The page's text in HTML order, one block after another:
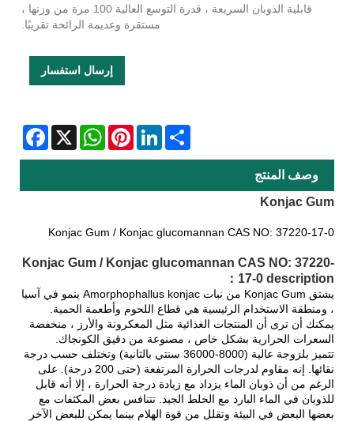
قابلية الذوبان السريعة ، قدرة التوسع العالية 100 مرة من وزنها ،
مستقرة وعديمة الرائحة تقريبًا.
إرسال استفسار
X
WhatsAppPinterestLinkedInShare
وصف المنتج
Konjac Gum
Konjac Gum / Konjac glucomannan CAS NO: 37220-17-0
Konjac Gum / Konjac glucomannan CAS NO: 37220-
17-0 description：
يشتق Konjac Gum من نبات Amorphophallus konjac ينمو في آسيا
، ومنطقة الاستخدام الرئيسية هي قطاع اللحوم وأطعمة الحمية.
يمكنك أن ترى أن المنتجات الغذائية مثل المعكرونة والأرز ، منخفضة
السعرات الحرارية بشكل خاص ، مصنوعة من دقيق الكونجاك.
تتميز بلزوجة عالية (8000-36000 سنتي بالثانية) وتختلف حسب درجة
نقائها. إنه مقاوم لدرجات الحرارة المرتفعة (حتى 200 درجة). على
الرغم من أن ذوبان الماء يزداد مع زيادة درجة الحرارة ، إلا أنه قابل
للذوبان في الماء البارد مع الخلط الجيد. تتنافس بعض المكثفات مع
بعضها البعض في البيئة وتقلل من قوة الهلام بينما يمكن للبعض الآخر